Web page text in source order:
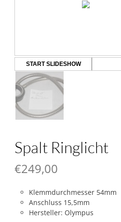
START SLIDESHOW
Spalt Ringlicht
€249,00
Klemmdurchmesser 54mm
Anschluss 15,5mm
Hersteller: Olympus